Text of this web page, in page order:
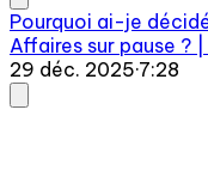
Pourquoi ai-je
Affaires sur pause ?
29 déc. 2025·7:28